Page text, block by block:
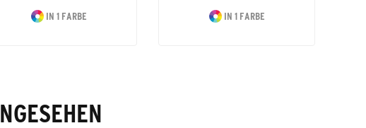
IN 1 FARBE IN 1 FARBE